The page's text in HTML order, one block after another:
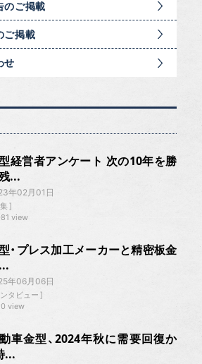
のご掲載
ご掲載
せ
経営者アンケート 次の10年を勝
...
年02月01日
view
・プレス加工メーカーと精密板金
年06月06日
タビュー
view
車金型、2024年秋に需要回復か
...